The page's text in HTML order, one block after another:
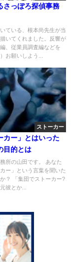
さっぽろ探偵事務
ている、根本尚先生が当
いてくれました。反響が
、従業員調査編などを
お願いしよう...
ストーカー
カー」とはいった
目的とは
所の山田です。 あなた
ー」という言葉を聞いた
？ 「集団でストーカー?
彼とか...